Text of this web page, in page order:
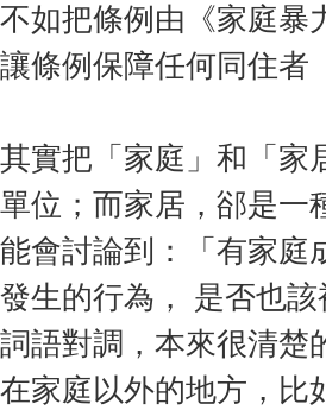
如把條例由《家庭
條例保障任何同住
實把「家庭」和「
位；而家居，郤是
會討論到：「有家
生的行為， 是否也
詞語對調，本來很清
家庭以外的地方，